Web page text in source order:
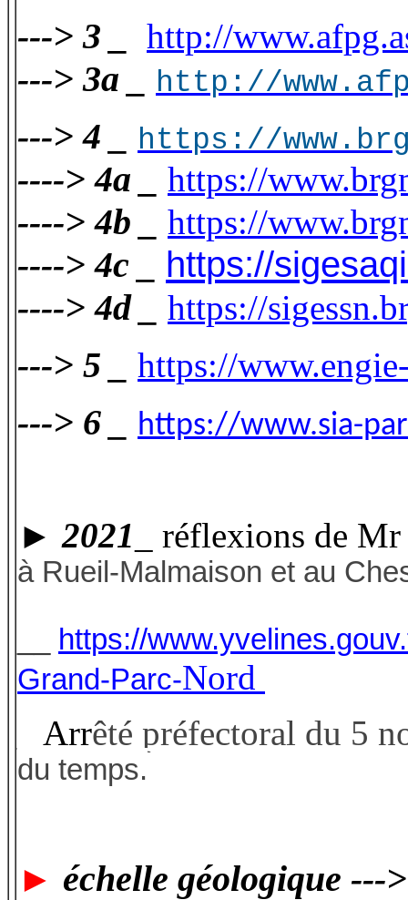
---> 3 _ http://
---> 3a _ http://
---> 4 _ https://
----> 4a _ https://
----> 4b _ https://
----> 4c _ https://
----> 4d _ https://
---> 5 _ https://
---> 6 _ https://www.sia-
► 2021 _ réflexions de
à Rueil-Malmaison et au
https://
Grand-Parc-Nord
_ Arrêté préfectoral du 5
du temps.
► échelle géologique ---